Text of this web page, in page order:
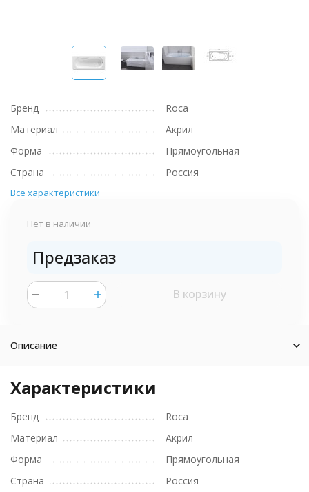
Бренд
Roca
Материал
Акрил
Форма
Прямоугольная
Страна
Россия
Все характеристики
Нет в наличии
Предзаказ
В корзину
Описание
Характеристики
Бренд
Roca
Материал
Акрил
Форма
Прямоугольная
Страна
Россия